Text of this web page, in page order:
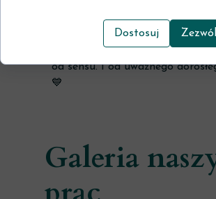
czego będzie potrzebował dalej.
Bo czytanie ze zrozumieniem
od sensu. I od uważnego
💙
Galeria
Dostosuj